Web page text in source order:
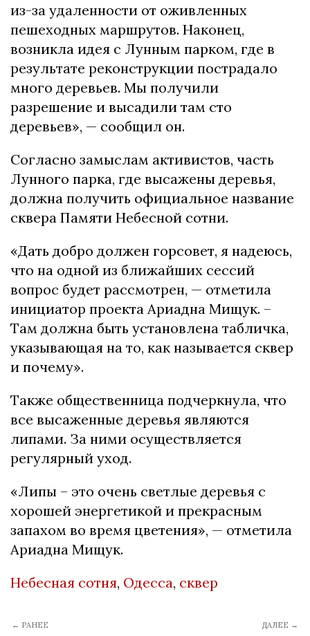
из-за удаленности от оживленных
пешеходных маршрутов. Наконец,
возникла идея с Лунным парком, где в
результате реконструкции пострадало
много деревьев. Мы получили
разрешение и высадили там сто
деревьев», — сообщил он.
Согласно замыслам активистов, часть
Лунного парка, где высажены деревья,
должна получить официальное название
сквера Памяти Небесной сотни.
«Дать добро должен горсовет, я надеюсь,
что на одной из ближайших сессий
вопрос будет рассмотрен, — отметила
инициатор проекта Ариадна Мищук. –
Там должна быть установлена табличка,
указывающая на то, как называется сквер
и почему».
Также общественница подчеркнула, что
все высаженные деревья являются
липами. За ними осуществляется
регулярный уход.
«Липы – это очень светлые деревья с
хорошей энергетикой и прекрасным
запахом во время цветения», — отметила
Ариадна Мищук.
Небесная сотня, Одесса, сквер
← РАНЕЕ ДАЛЕЕ →